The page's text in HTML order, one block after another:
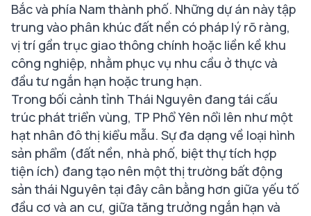
Bắc và phía Nam thành phố. Những dự án này tập
trung vào phân khúc đất nền có pháp lý rõ ràng,
vị trí gần trục giao thông chính hoặc liền kề khu
công nghiệp, nhằm phục vụ nhu cầu ở thực và
đầu tư ngắn hạn hoặc trung hạn.
Trong bối cảnh tỉnh Thái Nguyên đang tái cấu
trúc phát triển vùng, TP Phổ Yên nổi lên như một
hạt nhân đô thị kiểu mẫu. Sự đa dạng về loại hình
sản phẩm (đất nền, nhà phố, biệt thự tích hợp
tiện ích) đang tạo nên một thị trường bất động
sản thái Nguyên tại đây cân bằng hơn giữa yếu tố
đầu cơ và an cư, giữa tăng trưởng ngắn hạn và